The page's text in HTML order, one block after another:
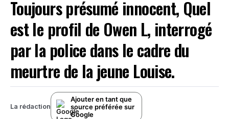
Toujours présumé innocent, Quel
est le profil de Owen L, interrogé
par la police dans le cadre du
meurtre de la jeune Louise.
La rédaction
Ajouter en tant que
source préférée sur
Google